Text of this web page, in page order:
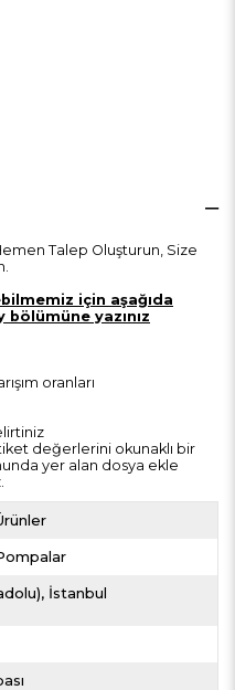
Talep Oluşturun, Size
için aşağıda
yazınız
oranları
değerlerini okunaklı bir
yer alan dosya ekle
İstanbul